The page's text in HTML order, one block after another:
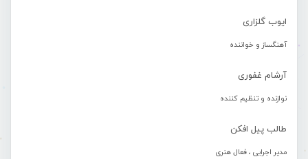
ایوب گلزاری
آهنگساز و خواننده
آرشام غفوری
نوازنده و تنظیم کننده
طالب پیل افکن
مدیر اجرایی ، فعال هنری